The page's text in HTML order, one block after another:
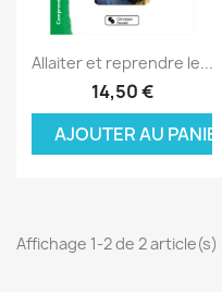
Aperçu rapide
Allaiter et reprendre le...
14,50 €
AJOUTER AU PANIER
Affichage 1-2 de 2 article(s)